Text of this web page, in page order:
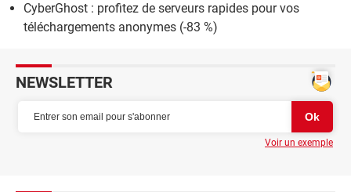
CyberGhost : profitez de serveurs rapides pour vos
téléchargements anonymes (-83 %)
NEWSLETTER
Voir un exemple